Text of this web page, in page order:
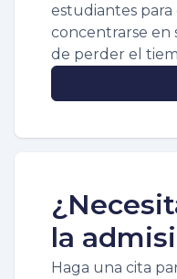
estudiantes
concentrarse en
de perder el
la
Haga una cita